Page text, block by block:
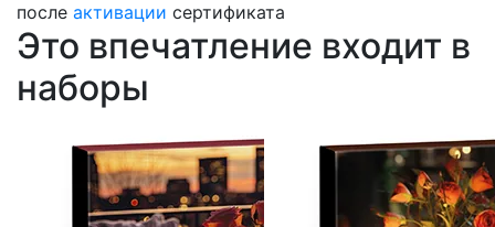
после активации сертификата
Это впечатление входит в
наборы